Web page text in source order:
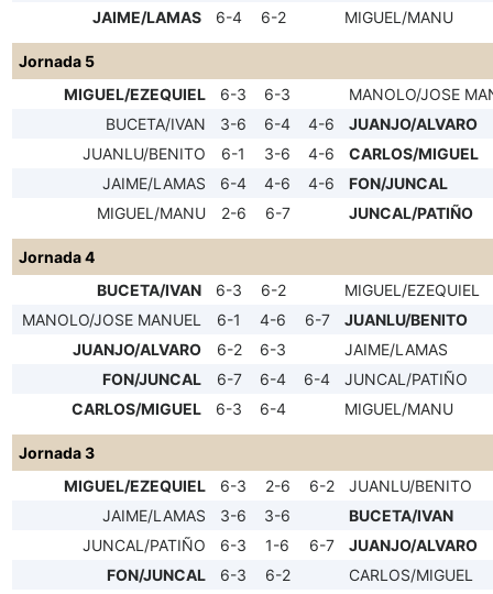
JAIME/LAMAS
6-4 6-2 MIGUEL/MANU
Jornada 5
MIGUEL/EZEQUIEL
6-3 6-3
MANOLO/JOSE
BUCETA/IVAN
3-6 6-4 4-6
JUANJO/ALVARO
JUANLU/BENITO
6-1 3-6 4-6
CARLOS/MIGUEL
JAIME/LAMAS
6-4 4-6 4-6
FON/JUNCAL
MIGUEL/MANU
2-6 6-7 JUNCAL/PATIÑO
Jornada 4
BUCETA/IVAN
6-3 6-2
MIGUEL/EZEQUIEL
MANOLO/JOSE MANUEL
6-1 4-6 6-7
JUANLU/BENITO
JUANJO/ALVARO
6-2 6-3
JAIME/LAMAS
FON/JUNCAL
6-7 6-4 6-4
JUNCAL/PATIÑO
CARLOS/MIGUEL
6-3 6-4 MIGUEL/MANU
Jornada 3
MIGUEL/EZEQUIEL
6-3 2-6 6-2
JUANLU/BENITO
JAIME/LAMAS
3-6 3-6
BUCETA/IVAN
JUNCAL/PATIÑO
6-3 1-6 6-7
JUANJO/ALVARO
FON/JUNCAL
6-3 6-2
CARLOS/MIGUEL